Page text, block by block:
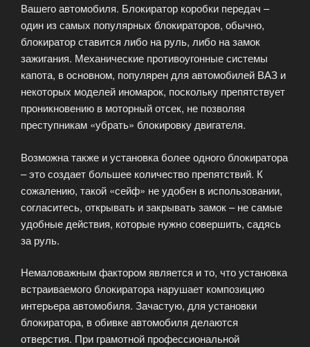
Вашего автомобиля. Блокиратор коробки передач –
один из самых популярных блокираторов, обычно,
блокиратор ставится либо на руль, либо на замок
зажигания. Механические противоугонные системы
капота, в основном, популярен для автомобилей ВАЗ и
некоторых моделей иномарок, поскольку препятствует
проникновению в моторный отсек, не позволяя
преступникам «убрать» блокировку двигателя.
Возможна также и установка более одного блокиратора
– это создает большее количество препятствий. К
сожалению, такой «сейф» не удобен в использовании,
согласитесь, открывать и закрывать замок – не самые
удобные действия, которые нужно совершить, садясь
за руль.
Немаловажным фактором является и то, что установка
встраиваемого блокиратора нарушает композицию
интерьера автомобиля. Зачастую, для установки
блокиратора, в обивке автомобиля делаются
отверстия. При грамотной профессиональной